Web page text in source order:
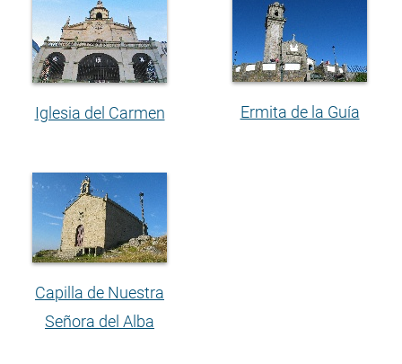
Iglesia del Carmen Ermita de la Guía
Capilla de Nuestra
Señora del Alba